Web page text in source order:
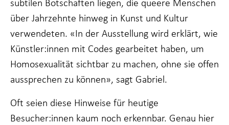
subtilen Botschaften liegen, die queere Menschen
über Jahrzehnte hinweg in Kunst und Kultur
verwendeten. «In der Ausstellung wird erklärt, wie
Künstler:innen mit Codes gearbeitet haben, um
Homosexualität sichtbar zu machen, ohne sie offen
aussprechen zu können», sagt Gabriel.
Oft seien diese Hinweise für heutige
Besucher:innen kaum noch erkennbar. Genau hier